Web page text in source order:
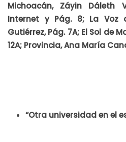
Michoacán, Záyin Dáleth
Internet y Pág. 8; La Voz
Gutiérrez, Pág. 7A; El Sol de
12A; Provincia, Ana María
“Otra universidad en el